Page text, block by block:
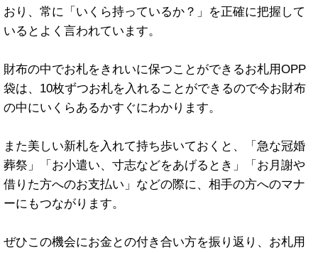
おり、常に「いくら持っているか？」を正確に把握して
いるとよく言われています。
財布の中でお札をきれいに保つことができるお札用OPP
袋は、10枚ずつお札を入れることができるので今お財布
の中にいくらあるかすぐにわかります。
また美しい新札を入れて持ち歩いておくと、「急な冠婚
葬祭」「お小遣い、寸志などをあげるとき」「お月謝や
借りた方へのお支払い」などの際に、相手の方へのマナ
ーにもつながります。
ぜひこの機会にお金との付き合い方を振り返り、お札用